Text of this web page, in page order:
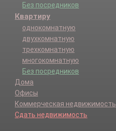
Без посредников
Квартиру
однокомнатную
двухкомнатную
трехкомнатную
многокомнатную
Без посредников
Дома
Офисы
Коммерческая недвижимость
Сдать недвижимость